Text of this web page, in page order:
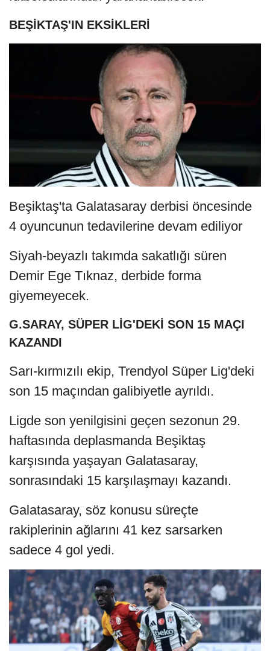
BEŞİKTAŞ'IN EKSİKLERİ
Beşiktaş'ta Galatasaray derbisi öncesinde
4 oyuncunun tedavilerine devam ediliyor
Siyah-beyazlı takımda sakatlığı süren
Demir Ege Tıknaz, derbide forma
giyemeyecek.
G.SARAY, SÜPER LİG'DEKİ SON 15 MAÇI
KAZANDI
Sarı-kırmızılı ekip, Trendyol Süper Lig'deki
son 15 maçından galibiyetle ayrıldı.
Ligde son yenilgisini geçen sezonun 29.
haftasında deplasmanda Beşiktaş
karşısında yaşayan Galatasaray,
sonrasındaki 15 karşılaşmayı kazandı.
Galatasaray, söz konusu süreçte
rakiplerinin ağlarını 41 kez sarsarken
sadece 4 gol yedi.